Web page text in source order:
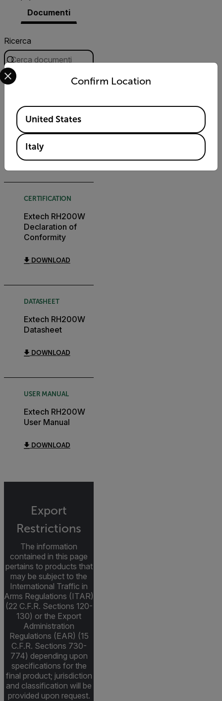
Documenti
Ricerca
USER MANUAL
Manuale d'uso
Extech RH200W
CERTIFICATION
Extech RH200W
Declaration of
Conformity
DOWNLOAD
DATASHEET
Extech RH200W
Datasheet
DOWNLOAD
USER MANUAL
Extech RH200W
User Manual
DOWNLOAD
Export
Restrictions
The information
contained in this page
pertains to products that
may be subject to the
International Traffic in
Arms Regulations (ITAR)
(22 C.F.R. Sections 120-
130) or the Export
Administration
Regulations (EAR) (15
C.F.R. Sections 730-
774) depending upon
specifications for the
final product; jurisdiction
and classification will be
provided upon request.
Confirm Location
Select your preferred country and language from the
Available Locations
United States
Italy